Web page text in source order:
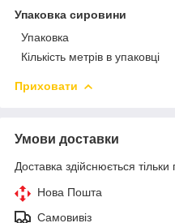
Упаковка сировини
Упаковка
Кількість метрів в упаковці
Приховати
Умови доставки
Доставка здійснюється тільки
Нова Пошта
Самовивіз